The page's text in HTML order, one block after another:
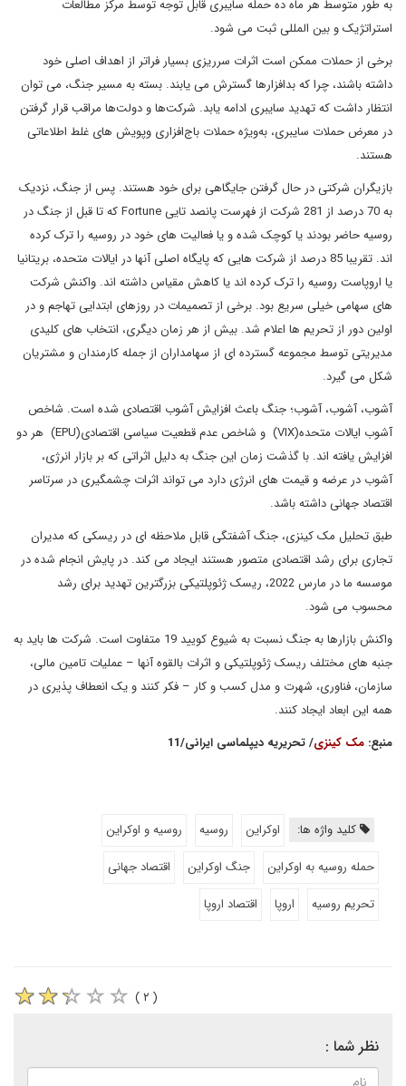
به طور متوسط هر ماه ده حمله سایبری قابل توجه توسط مرکز مطالعات
استراتژیک و بین المللی ثبت می شود.
برخی از حملات ممکن است اثرات سرریزی بسیار فراتر از اهداف اصلی خود
داشته باشند، چرا که بدافزارها گسترش می یابند. بسته به مسیر جنگ، می توان
انتظار داشت که تهدید سایبری ادامه یابد. شرکت‌ها و دولت‌ها مراقب قرار گرفتن
در معرض حملات سایبری، به‌ویژه حملات باج‌افزاری وپویش های غلط اطلاعاتی
هستند.
بازیگران شرکتی در حال گرفتن جایگاهی برای خود هستند. پس از جنگ، نزدیک
به 70 درصد از 281 شرکت از فهرست پانصد تایی Fortune که تا قبل از جنگ در
روسیه حاضر بودند یا کوچک شده و یا فعالیت های خود در روسیه را ترک کرده
اند. تقریبا 85 درصد از شرکت هایی که پایگاه اصلی آنها در ایالات متحده، بریتانیا
یا اروپاست روسیه را ترک کرده اند یا کاهش مقیاس داشته اند. واکنش شرکت
های سهامی خیلی سریع بود. برخی از تصمیمات در روزهای ابتدایی تهاجم و در
اولین دور از تحریم ها اعلام شد. بیش از هر زمان دیگری، انتخاب های کلیدی
مدیریتی توسط مجموعه گسترده ای از سهامداران از جمله کارمندان و مشتریان
شکل می گیرد.
آشوب، آشوب، آشوب؛ جنگ باعث افزایش آشوب اقتصادی شده است. شاخص
آشوب ایالات متحده(VIX) و شاخص عدم قطعیت سیاسی اقتصادی(EPU) هر دو
افزایش یافته اند. با گذشت زمان این جنگ به دلیل اثراتی که بر بازار انرژی،
آشوب در عرضه و قیمت های انرژی دارد می تواند اثرات چشمگیری در سرتاسر
اقتصاد جهانی داشته باشد.
طبق تحلیل مک کینزی، جنگ آشفتگی قابل ملاحظه ای در ریسکی که مدیران
تجاری برای رشد اقتصادی متصور هستند ایجاد می کند. در پایش انجام شده در
موسسه ما در مارس 2022، ریسک ژئوپلتیکی بزرگترین تهدید برای رشد
محسوب می شود.
واکنش بازارها به جنگ نسبت به شیوع کویید 19 متفاوت است. شرکت ها باید به
جنبه های مختلف ریسک ژئوپلتیکی و اثرات بالقوه آنها – عملیات تامین مالی،
سازمان، فناوری، شهرت و مدل کسب و کار – فکر کنند و یک انعطاف پذیری در
همه این ابعاد ایجاد کنند.
منبع: مک کینزی/ تحریریه دیپلماسی ایرانی/11
کلید واژه ها: اوکراین روسیه
روسیه و اوکراین
حمله روسیه به اوکراین
جنگ اوکراین
اقتصاد جهانی
تحریم روسیه
اروپا اقتصاد اروپا
( ۲ )
نظر شما :